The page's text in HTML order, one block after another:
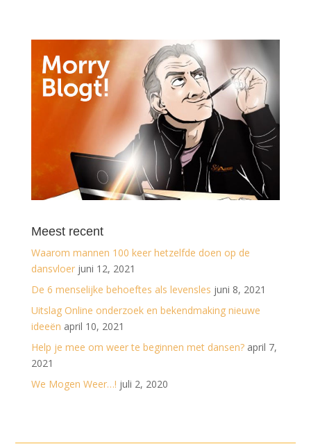
Meest recent
Waarom mannen 100 keer hetzelfde doen op de
dansvloer juni 12, 2021
De 6 menselijke behoeftes als levensles juni 8, 2021
Uitslag Online onderzoek en bekendmaking nieuwe
ideeën april 10, 2021
Help je mee om weer te beginnen met dansen? april 7,
2021
We Mogen Weer…! juli 2, 2020